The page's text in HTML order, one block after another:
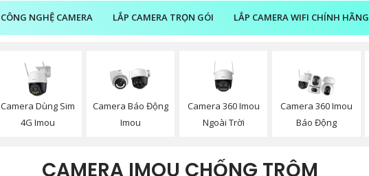
CÔNG NGHỆ CAMERA LẮP CAMERA TRỌN GÓI LẮP CAMERA WIFI CHÍNH HÃNG
Camera Dùng Sim
4G Imou
Camera Báo Động
Imou
Camera 360 Imou
Ngoài Trời
Camera 360 Imou
Báo Động
CAMERA IMOU CHỐNG TRỘM